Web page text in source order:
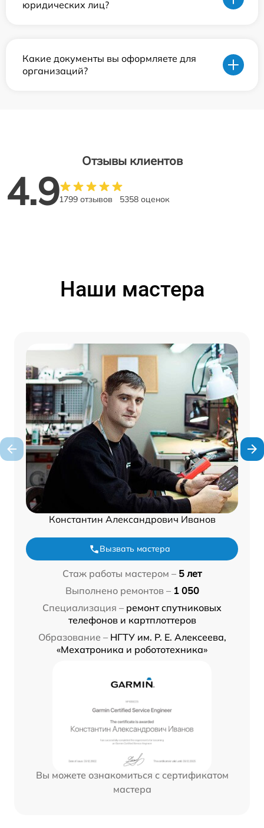
юридических лиц?
Какие документы вы оформляете для
организаций?
Отзывы клиентов
4.91799 отзывов 5358 оценок
Наши мастера
Константин Александрович Иванов
Вызвать мастера
Стаж работы мастером – 5 лет
Выполнено ремонтов – 1 050
Специализация – ремонт спутниковых
телефонов и картплоттеров
Образование – НГТУ им. Р. Е. Алексеева,
«Мехатроника и робототехника»
Вы можете ознакомиться с сертификатом
мастера